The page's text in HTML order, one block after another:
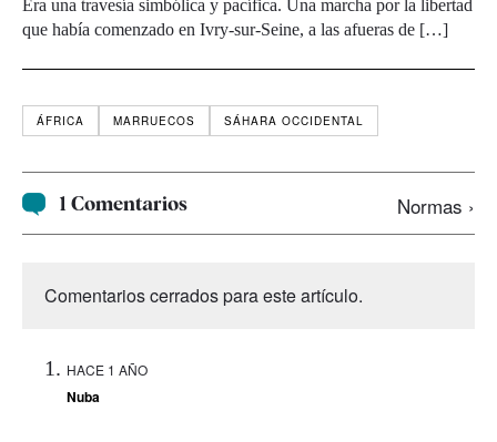
Era una travesía simbólica y pacífica. Una marcha por la libertad
que había comenzado en Ivry-sur-Seine, a las afueras de […]
ÁFRICA MARRUECOS SÁHARA OCCIDENTAL
1 Comentarios Normas ›
Comentarios cerrados para este artículo.
HACE 1 AÑO
Nuba